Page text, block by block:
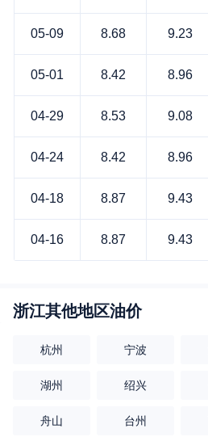
05-09 8.68 9.23
05-01 8.42 8.96
04-29 8.53 9.08
04-24 8.42 8.96
04-18 8.87 9.43
04-16 8.87 9.43
浙江其他地区油价
杭州 宁波
湖州 绍兴
舟山 台州